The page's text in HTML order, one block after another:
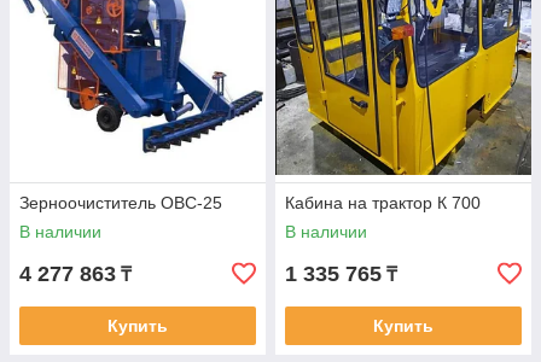
Зерноочиститель ОВС-25
В наличии
4 277 863 ₸
Купить
Кабина на трактор К 700
В наличии
1 335 765 ₸
Купить